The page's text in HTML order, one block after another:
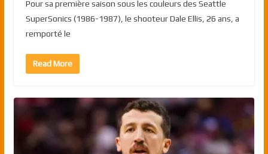
Pour sa première saison sous les couleurs des Seattle
SuperSonics (1986-1987), le shooteur Dale Ellis, 26 ans, a
remporté le
Read More